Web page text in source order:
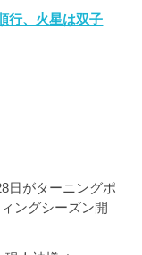
行、火星は双子
日がターニングポ
ングシーズン開